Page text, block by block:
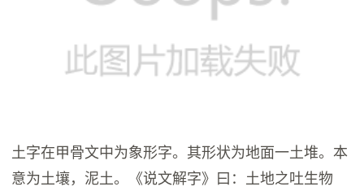
土字在甲骨文中为象形字。其形状为地面一土堆。本
意为土壤，泥土。《说文解字》曰：土地之吐生物